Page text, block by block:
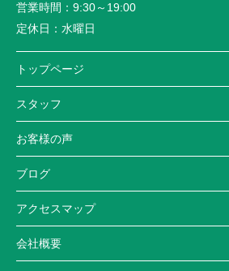
営業時間： 9:30～19:00
定休日： 水曜日
トップページ
スタッフ
お客様の声
ブログ
アクセスマップ
会社概要